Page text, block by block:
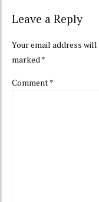
Leave a Reply
Your email address
marked *
Comment*